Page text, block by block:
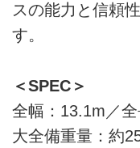
スの能力と信頼
す。
＜SPEC＞
全幅：13.1m／
大全備重量：約